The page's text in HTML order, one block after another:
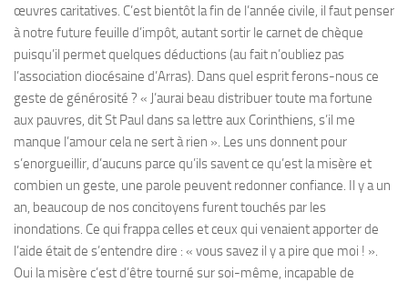
œuvres caritatives. C’est bientôt la fin de l’année civile, il faut penser
à notre future feuille d’impôt, autant sortir le carnet de chèque
puisqu’il permet quelques déductions (au fait n’oubliez pas
l’association diocésaine d’Arras). Dans quel esprit ferons-nous ce
geste de générosité ? « J’aurai beau distribuer toute ma fortune
aux pauvres, dit St Paul dans sa lettre aux Corinthiens, s’il me
manque l’amour cela ne sert à rien ». Les uns donnent pour
s’enorgueillir, d’aucuns parce qu’ils savent ce qu’est la misère et
combien un geste, une parole peuvent redonner confiance. Il y a un
an, beaucoup de nos concitoyens furent touchés par les
inondations. Ce qui frappa celles et ceux qui venaient apporter de
l’aide était de s’entendre dire : « vous savez il y a pire que moi ! ».
Oui la misère c’est d’être tourné sur soi-même, incapable de